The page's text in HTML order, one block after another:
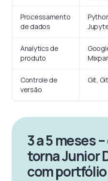
Processamento
de dados
Analytics de
produto
Controle de
versão
Git,
3 a 5 meses
torna Junior
com portfólio